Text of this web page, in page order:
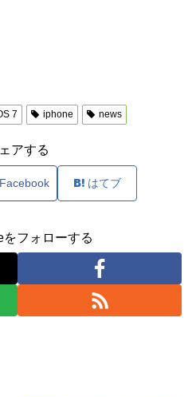
7 iphone news
アする
Facebook はてブ
フォローする